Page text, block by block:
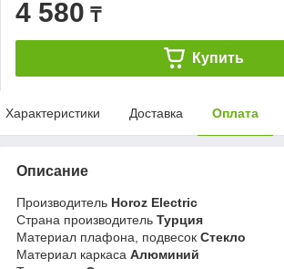
4 580 ₸
Купить
Характеристики Доставка Оплата
Описание
Производитель Horoz Electric
Страна производитель Турция
Материал плафона, подвесок Стекло
Материал каркаса Алюминий